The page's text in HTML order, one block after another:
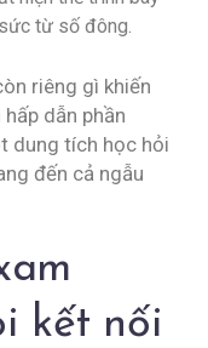
từ số đông.
riêng gì khiến
dẫn phần
dung tích học hỏi
đến cả ngẫu
kết nối